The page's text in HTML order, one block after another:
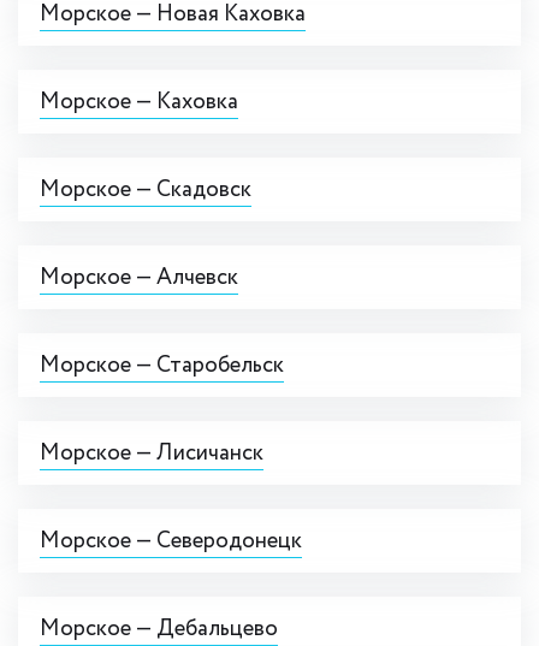
Морское — Новая Каховка
Морское — Каховка
Морское — Скадовск
Морское — Алчевск
Морское — Старобельск
Морское — Лисичанск
Морское — Северодонецк
Морское — Дебальцево